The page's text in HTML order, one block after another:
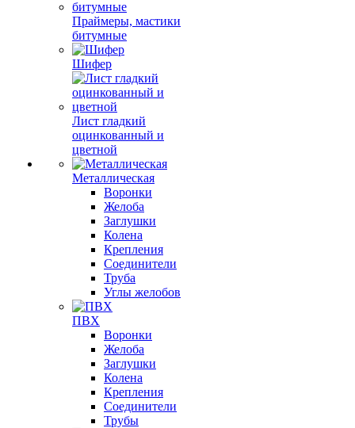
Праймеры, мастики
битумные
Шифер
Лист гладкий
оцинкованный и
цветной
Металлическая
Воронки
Желоба
Заглушки
Колена
Крепления
Соединители
Труба
Углы желобов
ПВХ
Воронки
Желоба
Заглушки
Колена
Крепления
Соединители
Трубы